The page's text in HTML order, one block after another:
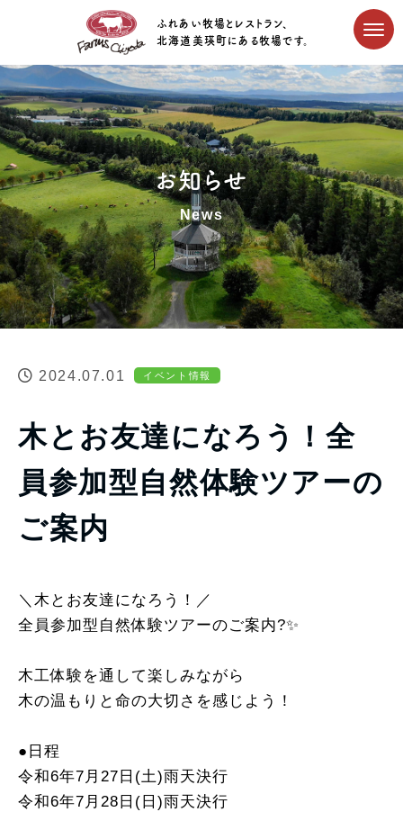
ふれあい牧場とレストラン、
北海道美瑛町にある牧場です。
お知らせ
News
2024.07.01 イベント情報
木とお友達になろう！全
員参加型自然体験ツアーの
ご案内
＼木とお友達になろう！／
全員参加型自然体験ツアーのご案内?✨
木工体験を通して楽しみながら
木の温もりと命の大切さを感じよう！
●日程
令和6年7月27日(土)雨天決行
令和6年7月28日(日)雨天決行